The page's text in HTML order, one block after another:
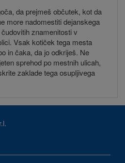
da prejmeš občutek, kot da
more nadomestiti dejanskega
znamenitosti v
Vsak kotiček tega mesta
in čaka, da jo odkriješ. Ne
sprehod po mestnih ulicah,
zaklade tega osupljivega